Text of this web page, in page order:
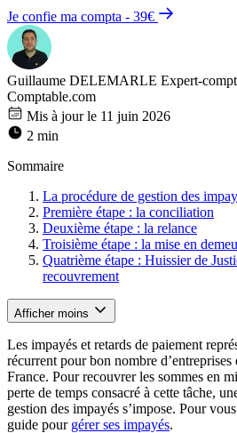
Je confie ma compta - 39€
Guillaume DELEMARLE Expert-
Comptable.com
Mis à jour le 11 juin 2026
2 min
Sommaire
La procédure de gestion des
Première étape : la conciliation
Deuxième étape : la relance
Troisième étape : la mise en
Quatrième étape : Huissier de
recouvrement
Afficher moins
Les impayés et retards de paiement
récurrent pour bon nombre d’entreprises
France. Pour recouvrer les sommes en
perte de temps consacré à cette tâche,
gestion des impayés s’impose. Pour
guide pour gérer ses impayés.